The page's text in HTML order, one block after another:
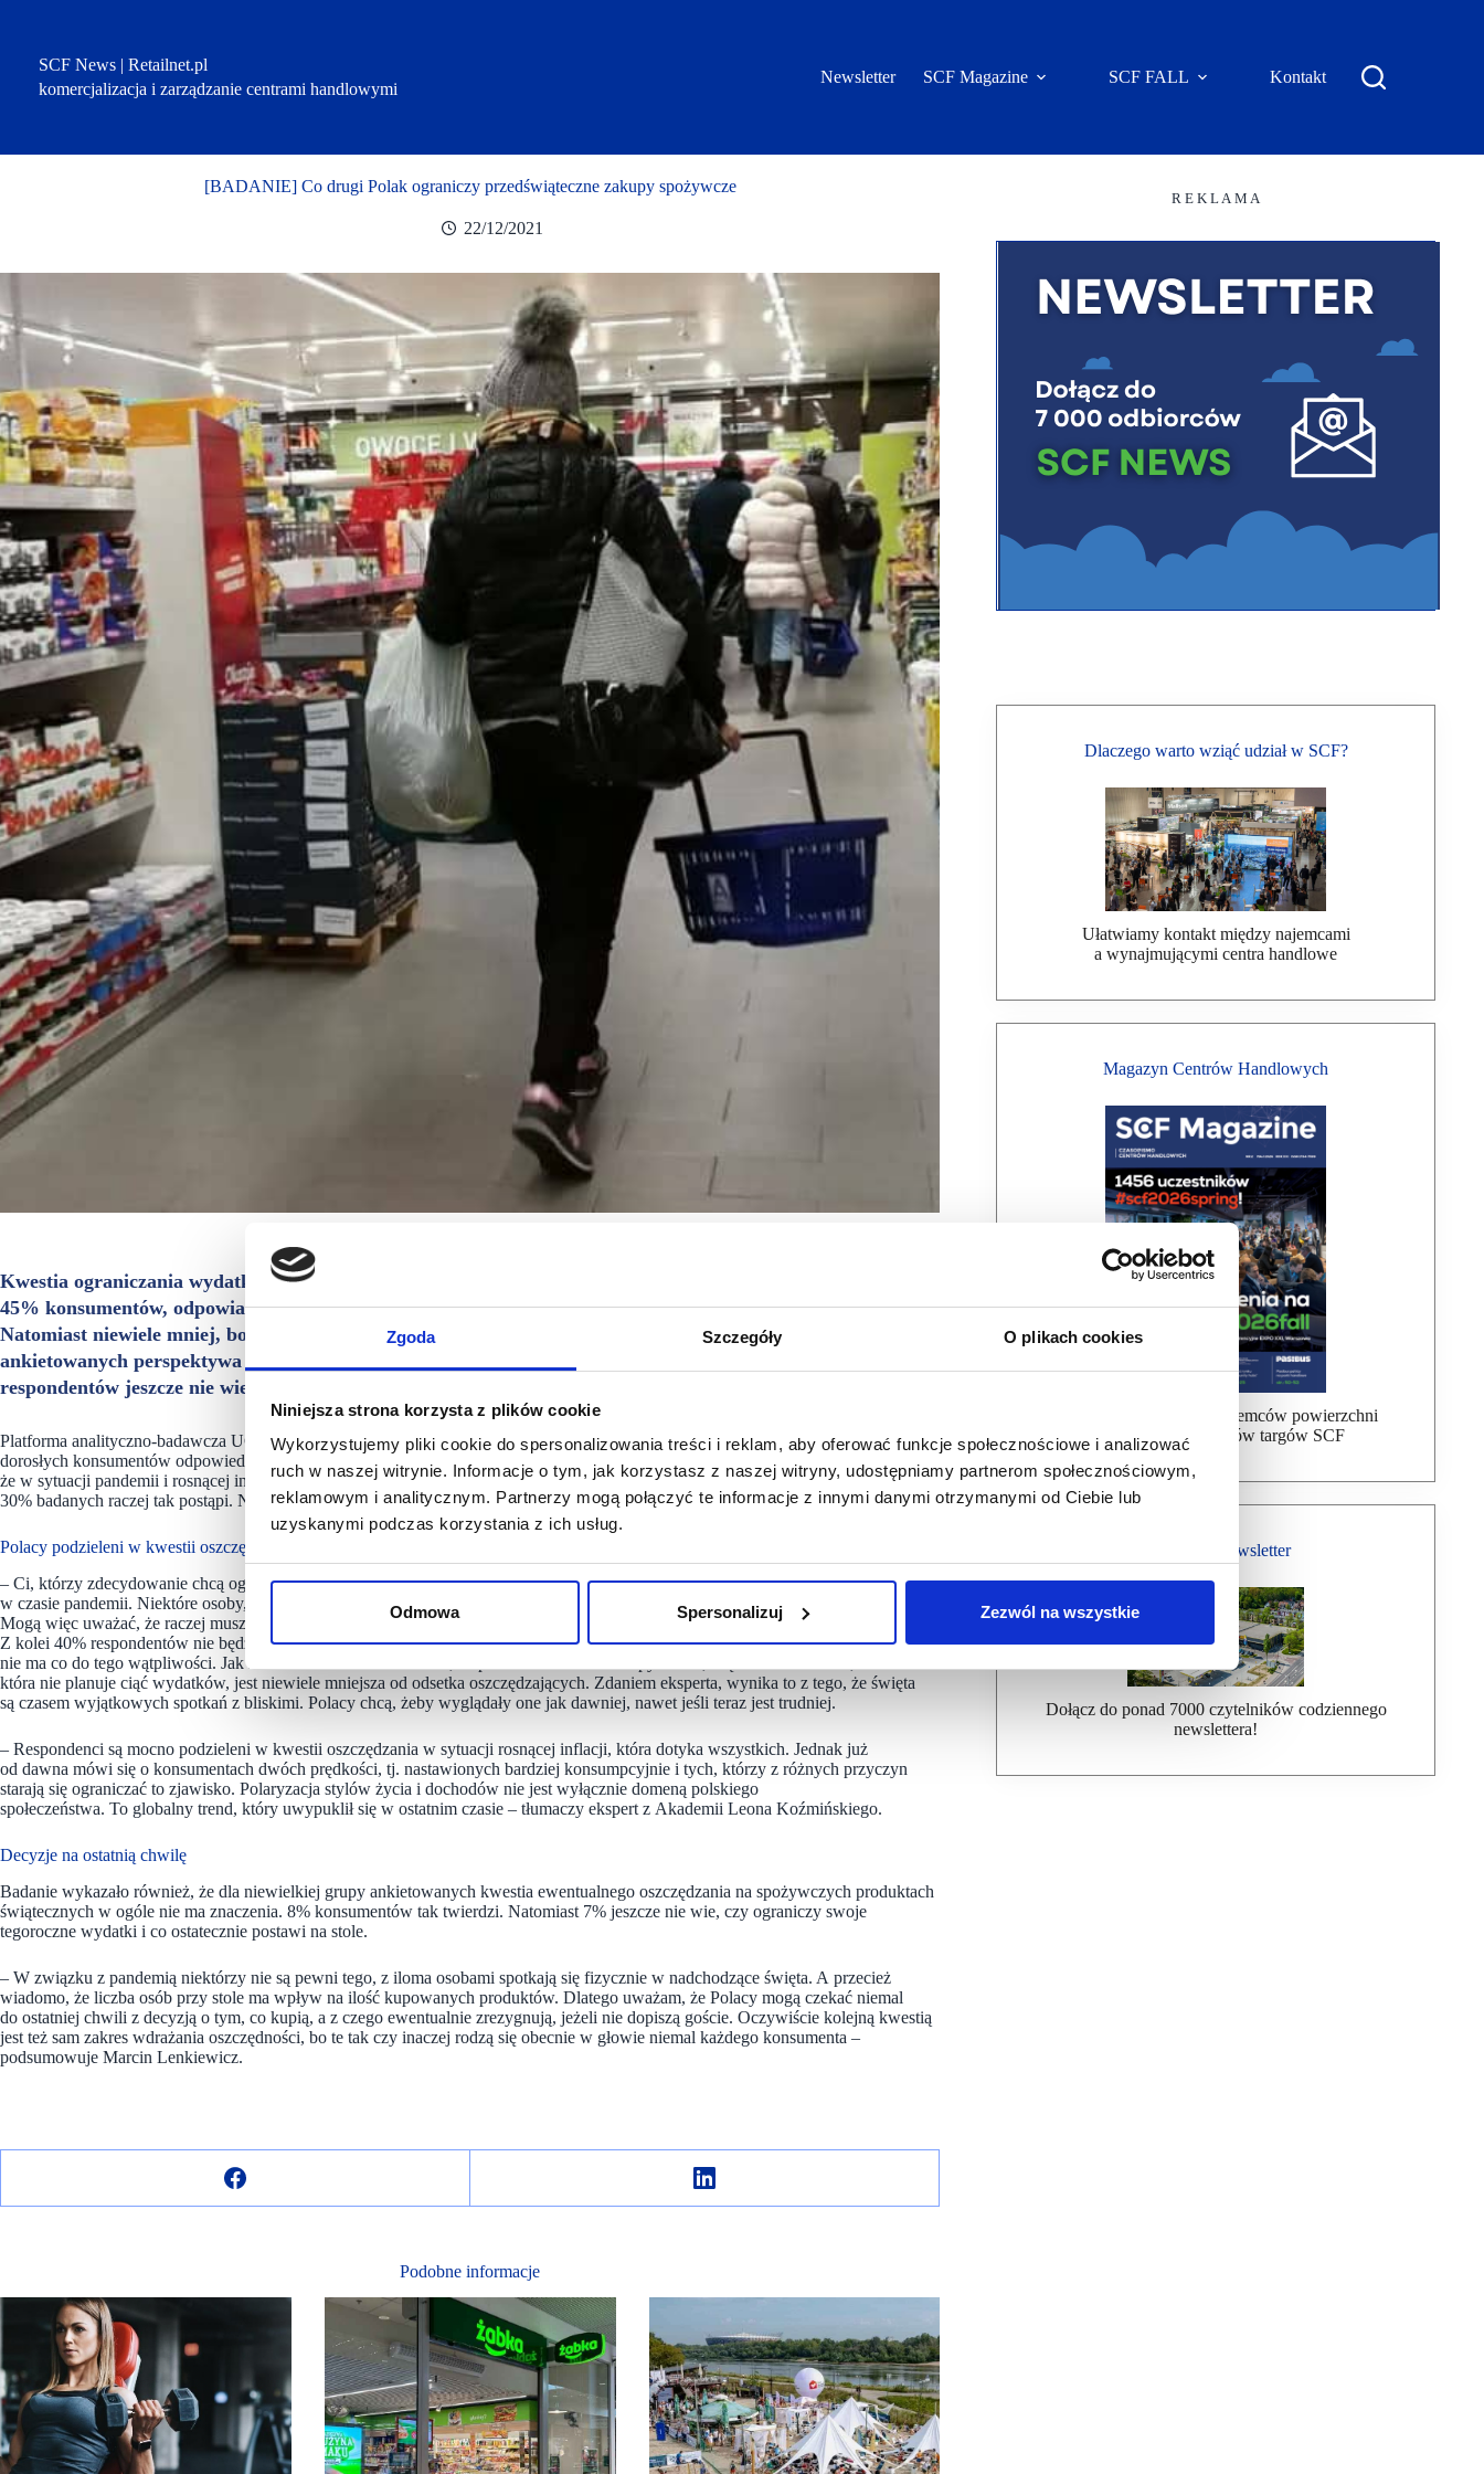
Zgoda Szczegóły O plikach cookies
Niniejsza strona korzysta z plików cookie
Wykorzystujemy pliki cookie do spersonalizowania treści i reklam, aby oferować funkcje społecznościowe i analizować
ruch w naszej witrynie. Informacje o tym, jak korzystasz z naszej witryny, udostępniamy partnerom społecznościowym,
reklamowym i analitycznym. Partnerzy mogą połączyć te informacje z innymi danymi otrzymanymi od Ciebie lub
uzyskanymi podczas korzystania z ich usług.
Odmowa Spersonalizuj Zezwól na wszystkie
SCF News | Retailnet.pl
komercjalizacja i zarządzanie centrami handlowymi
Newsletter SCF Magazine SCF FALL Kontakt
[BADANIE] Co drugi Polak ograniczy przedświąteczne zakupy spożywcze
22/12/2021
Kwestia ograniczania wydatków na produkty spożywcze przed Bożym Narodzeniem wyraźnie dzieli Polaków.
45% konsumentów, odpowiadających za codzienne zakupy w swoich domach, zamierza oszczędzać.
Natomiast niewiele mniej, bo 40% badanych, nie ma zamiaru z niczego rezygnować. Do tego dla 8%
ankietowanych perspektywa ewentualnego zaciskania pasa nie ma żadnego znaczenia. Z kolei 7%
respondentów jeszcze nie wie, co zrobi.
Platforma analityczno-badawcza UCE RESEARCH przeprowadziła dla Grupy BLIX wywiady internetowe z ponad 1,1 tys.
dorosłych konsumentów odpowiedzialnych za codzienne zakupy w swoich domach. Z odpowiedzi respondentów wynika,
że w sytuacji pandemii i rosnącej inflacji 45% z nich zamierza ograniczyć wydatki na zakupy spożywcze przed świętami. W tej grupie
30% badanych raczej tak postąpi. Natomiast 15% jest tego całkowicie pewnych.
Polacy podzieleni w kwestii oszczędzania
– Ci, którzy zdecydowanie chcą ograniczać wydatki, mogą być do tego zwyczajnie zmuszeni, np. z powodu utraty części dochodów
w czasie pandemii. Niektóre osoby, widząc rosnące ceny, obawiają się pogorszenia swojej sytuacji ekonomicznej za kilka miesięcy.
Mogą więc uważać, że raczej muszą zacisnąć pasa przed świętami – mówi dr Jolanta Tkaczyk z Akademii Leona Koźmińskiego.
Z kolei 40% respondentów nie będzie oszczędzało, realizując zakupy. Wśród nich 36% raczej z niczego nie zrezygnuje, a 4%
nie ma co do tego wątpliwości. Jak zauważa Marcin Lenkiewicz, współautor badania z Grupy BLIX, część konsumentów,
która nie planuje ciąć wydatków, jest niewiele mniejsza od odsetka oszczędzających. Zdaniem eksperta, wynika to z tego, że święta
są czasem wyjątkowych spotkań z bliskimi. Polacy chcą, żeby wyglądały one jak dawniej, nawet jeśli teraz jest trudniej.
– Respondenci są mocno podzieleni w kwestii oszczędzania w sytuacji rosnącej inflacji, która dotyka wszystkich. Jednak już
od dawna mówi się o konsumentach dwóch prędkości, tj. nastawionych bardziej konsumpcyjnie i tych, którzy z różnych przyczyn
starają się ograniczać to zjawisko. Polaryzacja stylów życia i dochodów nie jest wyłącznie domeną polskiego
społeczeństwa. To globalny trend, który uwypuklił się w ostatnim czasie – tłumaczy ekspert z Akademii Leona Koźmińskiego.
Decyzje na ostatnią chwilę
Badanie wykazało również, że dla niewielkiej grupy ankietowanych kwestia ewentualnego oszczędzania na spożywczych produktach
świątecznych w ogóle nie ma znaczenia. 8% konsumentów tak twierdzi. Natomiast 7% jeszcze nie wie, czy ograniczy swoje
tegoroczne wydatki i co ostatecznie postawi na stole.
– W związku z pandemią niektórzy nie są pewni tego, z iloma osobami spotkają się fizycznie w nadchodzące święta. A przecież
wiadomo, że liczba osób przy stole ma wpływ na ilość kupowanych produktów. Dlatego uważam, że Polacy mogą czekać niemal
do ostatniej chwili z decyzją o tym, co kupią, a z czego ewentualnie zrezygnują, jeżeli nie dopiszą goście. Oczywiście kolejną kwestią
jest też sam zakres wdrażania oszczędności, bo te tak czy inaczej rodzą się obecnie w głowie niemal każdego konsumenta –
podsumowuje Marcin Lenkiewicz.
Podobne informacje
R E K L A M A
Dlaczego warto wziąć udział w SCF?
Ułatwiamy kontakt między najemcami
a wynajmującymi centra handlowe
Magazyn Centrów Handlowych
Bezpłatna wysyłka dla najemców powierzchni
handlowej, uczestników targów SCF
Bezpłatny Newsletter
Dołącz do ponad 7000 czytelników codziennego
newslettera!